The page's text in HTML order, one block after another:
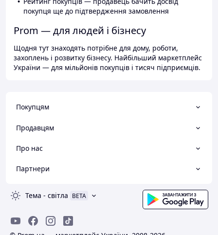
покупця ще до підтвердження замовлення
Prom — для людей і бізнесу
Щодня тут знаходять потрібне для дому, роботи,
захоплень і розвитку бізнесу. Найбільший маркетплейс
України — для мільйонів покупців і тисяч підприємців.
Покупцям
Продавцям
Про нас
Партнери
Тема - світла BETA